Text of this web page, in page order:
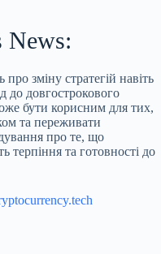
News:
зміну стратегій навіть
до довгострокового
бути корисним для тих,
та переживати
про те, що
терпіння та готовності до